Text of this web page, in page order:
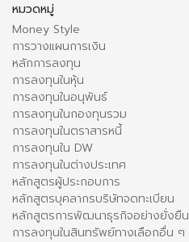
หมวดหมู่
Money Style
การวางแผนการเงิน
หลักการลงทุน
การลงทุนในหุ้น
การลงทุนในอนุพันธ์
การลงทุนในกองทุนรวม
การลงทุนในตราสารหนี้
การลงทุนใน DW
การลงทุนในต่างประเทศ
หลักสูตรผู้ประกอบการ
หลักสูตรบุคลากรบริษัทจดทะเบียน
หลักสูตรการพัฒนาธุรกิจอย่างยั่งยืน
การลงทุนในสินทรัพย์ทางเลือกอื่น ๆ